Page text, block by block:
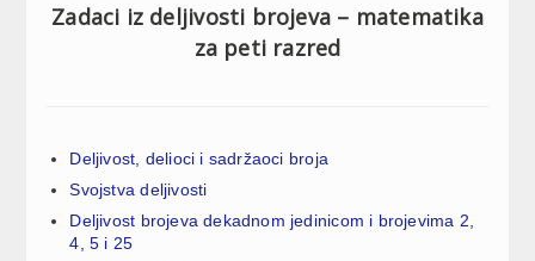
Zadaci iz deljivosti brojeva – matematika
za peti razred
Deljivost, delioci i sadržaoci broja
Svojstva deljivosti
Deljivost brojeva dekadnom jedinicom i brojevima 2,
4, 5 i 25